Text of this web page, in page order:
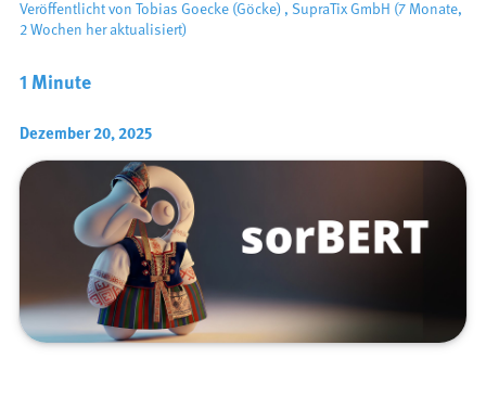
1 Minute
Dezember 20, 2025
Veröffentlicht von Tobias Goecke (Göcke), SupraTix GmbH (7 Monate,
2 Wochen her aktualisiert)